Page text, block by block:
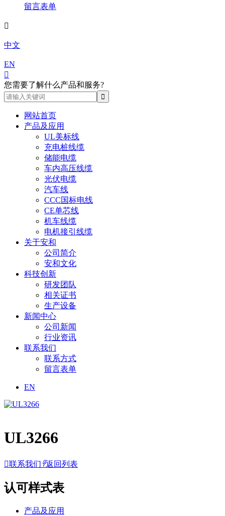
留言表单

中文
EN

您需要了解什么产品和服务?
网站首页
产品及应用
UL美标线
充电桩线缆
储能电缆
车内高压线缆
光伏电缆
汽车线
CCC国标电线
CE单芯线
机车线缆
电机接引线缆
关于安和
公司简介
安和文化
科技创新
研发团队
相关证书
生产设备
新闻中心
公司新闻
行业资讯
联系我们
联系方式
留言表单
EN
UL3266
联系我们 𐃓返回列表
认可样式表
产品及应用